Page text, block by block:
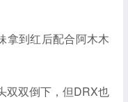
拿到红后配合阿木木
双双倒下，但DRX也